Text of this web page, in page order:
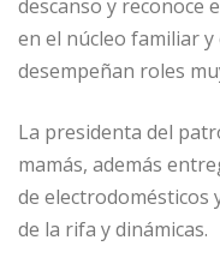
descanso y reconoce
en el núcleo familiar
desempeñan roles
La presidenta del
mamás, además
de electrodomésticos
de la rifa y dinámicas.